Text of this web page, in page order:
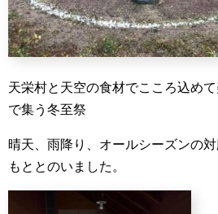
天栄村と天空の食材でこころ込め
で集う冬至祭
晴天、雨降り、オールシーズンの
もととのいました。